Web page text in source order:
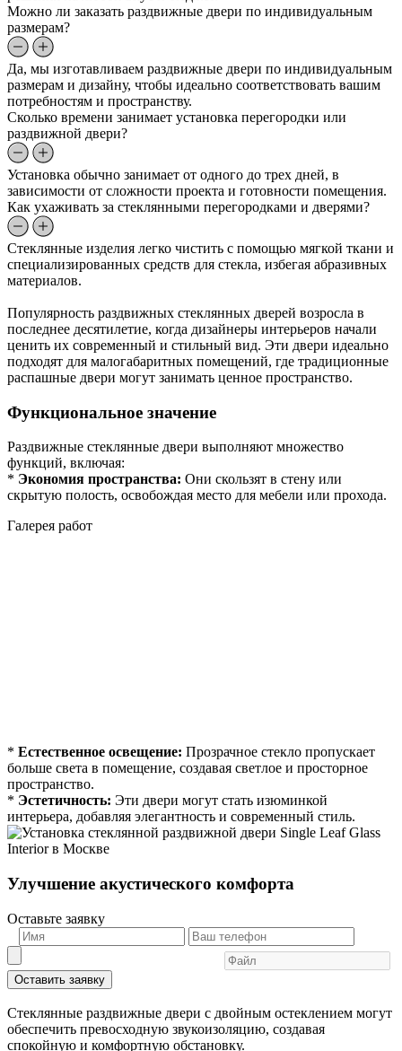
Можно ли заказать раздвижные двери по индивидуальным
размерам?
Да, мы изготавливаем раздвижные двери по индивидуальным
размерам и дизайну, чтобы идеально соответствовать вашим
потребностям и пространству.
Сколько времени занимает установка перегородки или
раздвижной двери?
Установка обычно занимает от одного до трех дней, в
зависимости от сложности проекта и готовности помещения.
Как ухаживать за стеклянными перегородками и дверями?
Стеклянные изделия легко чистить с помощью мягкой ткани и
специализированных средств для стекла, избегая абразивных
материалов.
Популярность раздвижных стеклянных дверей возросла в
последнее десятилетие, когда дизайнеры интерьеров начали
ценить их современный и стильный вид. Эти двери идеально
подходят для малогабаритных помещений, где традиционные
распашные двери могут занимать ценное пространство.
Функциональное значение
Раздвижные стеклянные двери выполняют множество
функций, включая:
* Экономия пространства: Они скользят в стену или
скрытую полость, освобождая место для мебели или прохода.
Галерея работ
* Естественное освещение: Прозрачное стекло пропускает
больше света в помещение, создавая светлое и просторное
пространство.
* Эстетичность: Эти двери могут стать изюминкой
интерьера, добавляя элегантность и современный стиль.
Улучшение акустического комфорта
Оставьте заявку
Оставить заявку
Стеклянные раздвижные двери с двойным остеклением могут
обеспечить превосходную звукоизоляцию, создавая
спокойную и комфортную обстановку.